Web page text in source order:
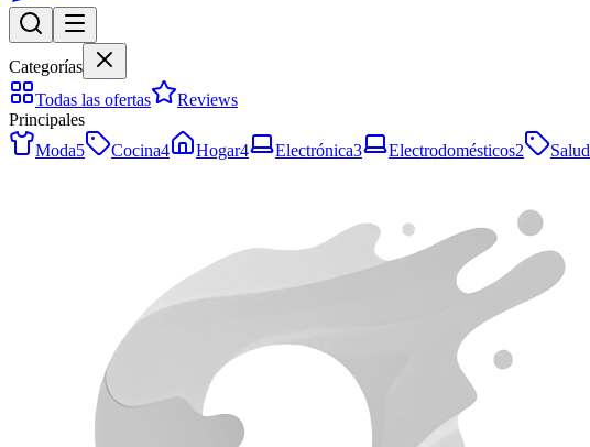
Categorías
Todas las ofertas
Reviews
Principales
Moda5 Cocina4 Hogar4 Electrónica3 Electrodomésticos2 Salud